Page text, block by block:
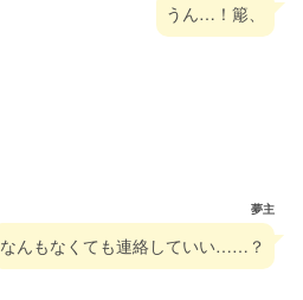
うん…！簓、
夢主
なんもなくても連絡していい……？